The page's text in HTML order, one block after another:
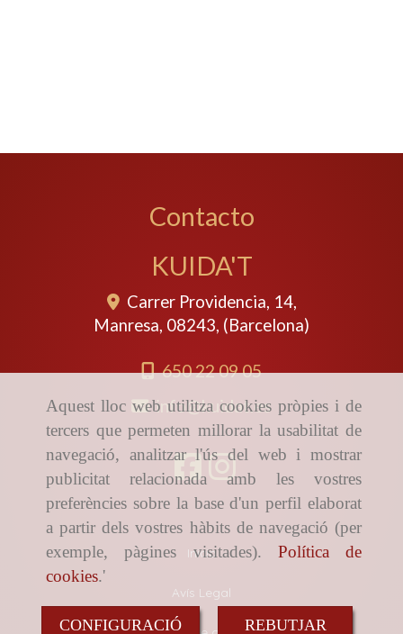
Aquest lloc web utilitza cookies pròpies i de
tercers que permeten millorar la usabilitat de
navegació, analitzar l'ús del web i mostrar
publicitat relacionada amb les vostres
preferències sobre la base d'un perfil elaborat
a partir dels vostres hàbits de navegació (per
exemple, pàgines visitades). Política de
cookies.'
CONFIGURACIÓ REBUTJAR
Contacto
KUIDA'T
Carrer Providencia, 14,
Manresa, 08243, (Barcelona)
650 22 09 05
info
kuidat.es
Inicio
Avís Legal